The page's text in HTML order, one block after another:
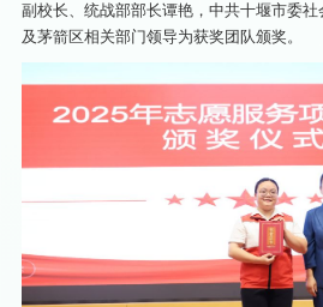
副校长、统战部部长谭艳，中共十堰市委
及茅箭区相关部门领导为获奖团队颁奖。